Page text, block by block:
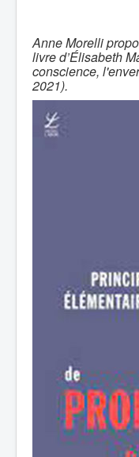
Anne Morelli
livre d’Élisabeth
conscience,
2021).